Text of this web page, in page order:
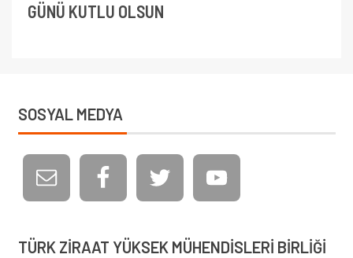
GÜNÜ KUTLU OLSUN
SOSYAL MEDYA
TÜRK ZIRAAT YÜKSEK MÜHENDISLERI BIRLIĞI